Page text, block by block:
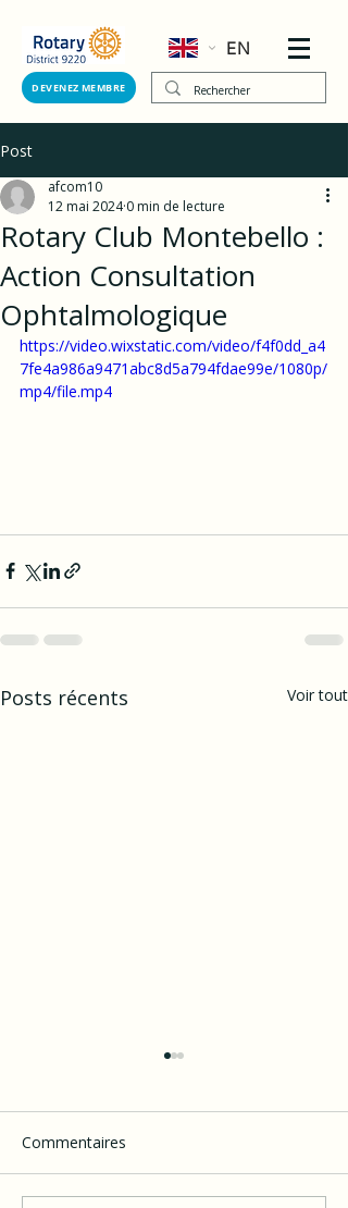
DEVENEZ MEMBRE
EN
Post
Rotary Club Montebello :
Action Consultation
Ophtalmologique
afcom10
12 mai 2024 0 min de lecture
https://video.wixstatic.com/video/f4f0dd_a4
7fe4a986a9471abc8d5a794fdae99e/1080p/
mp4/file.mp4
Posts récents Voir tout
Commentaires